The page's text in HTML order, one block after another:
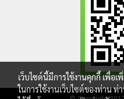
เว็บไซต์นี้มีการใช้งานคุกกี้ เพื่
ในการใช้งานเว็บไซต์ของท่าน